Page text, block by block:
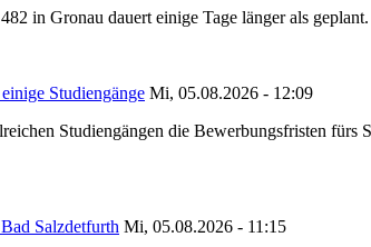
in Gronau dauert einige Tage länger als
Studiengänge Mi, 05.08.2026 - 12:09
Studiengängen die Bewerbungsfristen
Salzdetfurth Mi, 05.08.2026 - 11:15